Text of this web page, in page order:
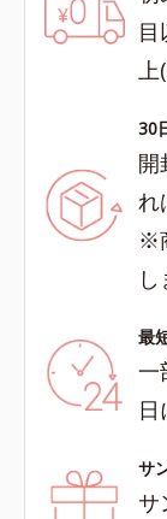
上
30
開
れ
※
最
一
日
サ
サ